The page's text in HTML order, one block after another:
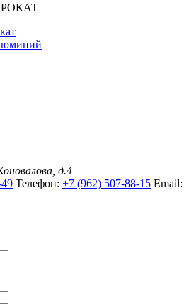
д.4
Телефон: +7 (962) 507-88-15 Email: